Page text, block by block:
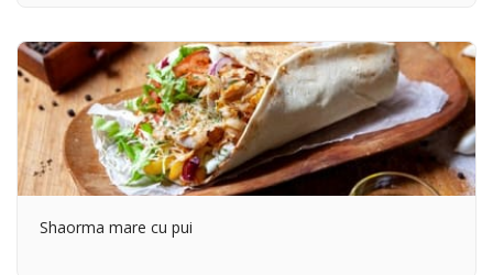
Shaorma mare cu pui